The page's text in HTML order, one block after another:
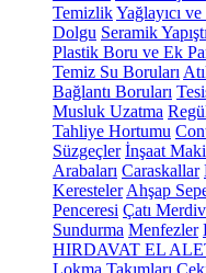
TemizlikYağlayıcı
Dolgu Seramik
Plastik Boru ve Ek
Temiz Su Boruları
Bağlantı Boruları
Musluk Uzatma
Tahliye Hortumu
Süzgeçler İnşaat
Arabaları Caraskallar
Keresteler Ahşap
Penceresi Çatı
Sundurma Menfezler
HIRDAVAT EL
Lokma Takımları